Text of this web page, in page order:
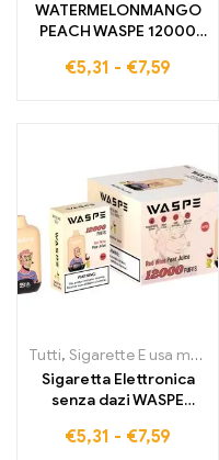
WATERMELONMANGO
PEACH WASPE 12000
Vaporizzatore senza
€5,31 - €7,59
Tutti, Sigarette E usa monouso
Sigaretta Elettronica
senza dazi WASPE
RED WINE PEAR JUICE
€5,31 - €7,59